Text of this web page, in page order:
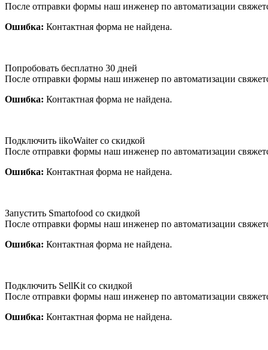
После отправки формы наш инженер по автоматизации
Ошибка: Контактная форма не найдена.
Попробовать бесплатно 30 дней
После отправки формы наш инженер по автоматизации
Ошибка: Контактная форма не найдена.
Подключить iikoWaiter со скидкой
После отправки формы наш инженер по автоматизации
Ошибка: Контактная форма не найдена.
Запустить Smartofood со скидкой
После отправки формы наш инженер по автоматизации
Ошибка: Контактная форма не найдена.
Подключить SellKit со скидкой
После отправки формы наш инженер по автоматизации
Ошибка: Контактная форма не найдена.